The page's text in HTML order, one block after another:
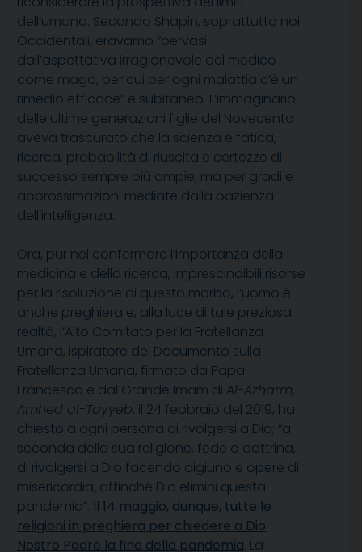
dell’umano. Secondo Shapin, soprattutto noi
Occidentali, eravamo “pervasi
dall’aspettativa irragionevole del medico
come mago, per cui per ogni malattia c’è un
rimedio efficace” e subitaneo. L’immaginario
delle ultime generazioni figlie del Novecento
aveva trascurato che la scienza è fatica,
ricerca, probabilità di riuscita e certezze di
successo sempre più ampie, ma per gradi e
approssimazioni mediate dalla pazienza
dell’intelligenza.
Ora, pur nel confermare l’importanza della
medicina e della ricerca, imprescindibili risorse
per la risoluzione di questo morbo, l’uomo è
anche preghiera e, alla luce di tale preziosa
realtà, l’Alto Comitato per la Fratellanza
Umana, ispiratore del Documento sulla
Fratellanza Umana, firmato da Papa
Francesco e dal Grande Imam di Al-Azharm,
Amhed al-Tayyeb, il 24 febbraio del 2019, ha
chiesto a ogni persona di rivolgersi a Dio; “a
seconda della sua religione, fede o dottrina,
di rivolgersi a Dio facendo digiuno e opere di
misericordia, affinché Dio elimini questa
pandemia”. Il 14 maggio, dunque, tutte le
religioni in preghiera per chiedere a Dio
Nostro Padre la fine della pandemia. La